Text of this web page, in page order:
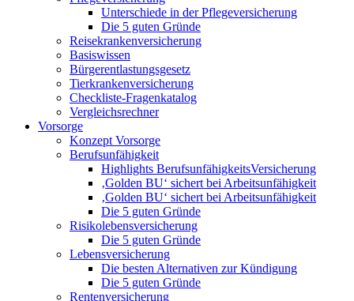
Unterschiede in der Pflegeversicherung
Die 5 guten Gründe
Reisekrankenversicherung
Basiswissen
Bürgerentlastungsgesetz
Tierkrankenversicherung
Checkliste-Fragenkatalog
Vergleichsrechner
Vorsorge
Konzept Vorsorge
Berufsunfähigkeit
Highlights BerufsunfähigkeitsVersicherung
‚Golden BU‘ sichert bei Arbeitsunfähigkeit
‚Golden BU‘ sichert bei Arbeitsunfähigkeit
Die 5 guten Gründe
Risikolebensversicherung
Die 5 guten Gründe
Lebensversicherung
Die besten Alternativen zur Kündigung
Die 5 guten Gründe
Rentenversicherung